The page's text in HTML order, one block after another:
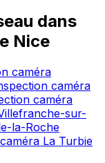
dans
Nice
caméra
caméra
caméra
sur-
la-Roche
La Turbie